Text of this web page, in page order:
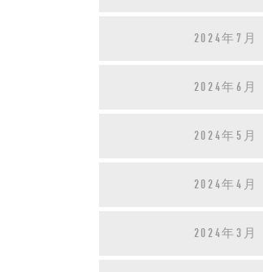
2024年7月
2024年6月
2024年5月
2024年4月
2024年3月